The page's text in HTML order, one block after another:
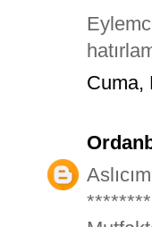
Cuma,
********